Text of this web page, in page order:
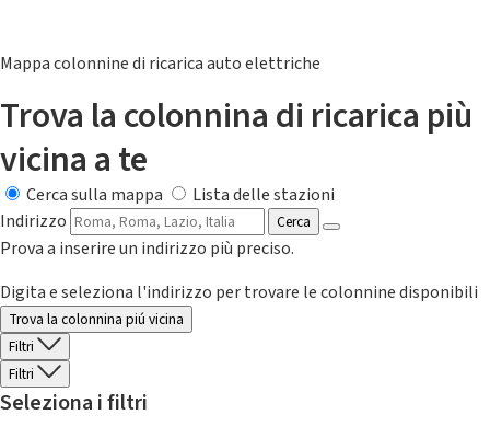
Mappa colonnine di ricarica auto elettriche
Trova la colonnina di ricarica più
vicina a te
Cerca sulla mappa
Lista delle stazioni
Indirizzo
Cerca
Prova a inserire un indirizzo più preciso.
Digita e seleziona l'indirizzo per trovare le colonnine disponibili
Trova la colonnina piú vicina
Filtri
Filtri
Seleziona i filtri